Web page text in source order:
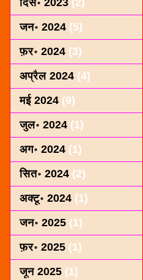
दिस॰ 2023 (2)
जन॰ 2024 (5)
फ़र॰ 2024 (3)
अप्रैल 2024 (4)
मई 2024 (9)
जुल॰ 2024 (1)
अग॰ 2024 (1)
सित॰ 2024 (2)
अक्टू॰ 2024 (1)
जन॰ 2025 (1)
फ़र॰ 2025 (1)
जून 2025 (1)